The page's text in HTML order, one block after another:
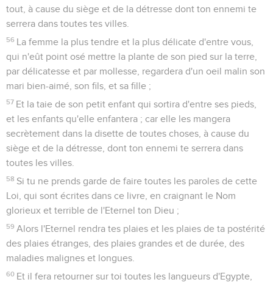
tout, à cause du siège et de la détresse dont ton ennemi te
serrera dans toutes tes villes.
56 La femme la plus tendre et la plus délicate d'entre vous,
qui n'eût point osé mettre la plante de son pied sur la terre,
par délicatesse et par mollesse, regardera d'un oeil malin son
mari bien-aimé, son fils, et sa fille ;
57 Et la taie de son petit enfant qui sortira d'entre ses pieds,
et les enfants qu'elle enfantera ; car elle les mangera
secrètement dans la disette de toutes choses, à cause du
siège et de la détresse, dont ton ennemi te serrera dans
toutes les villes.
58 Si tu ne prends garde de faire toutes les paroles de cette
Loi, qui sont écrites dans ce livre, en craignant le Nom
glorieux et terrible de l'Eternel ton Dieu ;
59 Alors l'Eternel rendra tes plaies et les plaies de ta postérité
des plaies étranges, des plaies grandes et de durée, des
maladies malignes et longues.
60 Et il fera retourner sur toi toutes les langueurs d'Egypte,